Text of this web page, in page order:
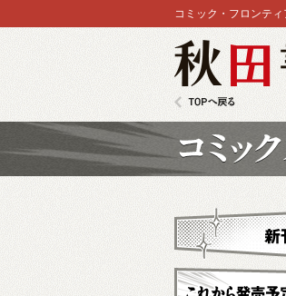
コミック・フロンテ
新刊・近刊